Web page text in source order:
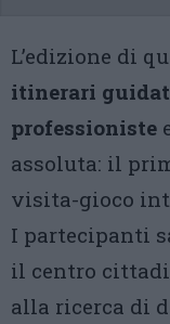
L’edizione di
itinerari
professioniste
assoluta: il
visita-gioco
I partecipanti
il centro
alla ricerca di